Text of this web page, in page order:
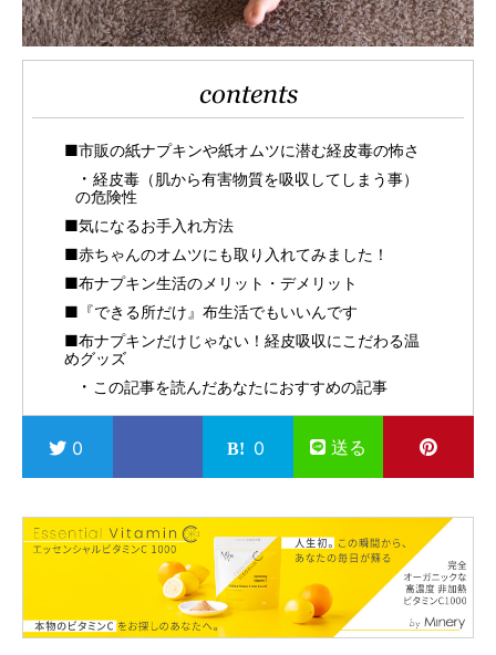
contents
■市販の紙ナプキンや紙オムツに潜む経皮毒の怖さ
経皮毒（肌から有害物質を吸収してしまう事）
の危険性
■気になるお手入れ方法
■赤ちゃんのオムツにも取り入れてみました！
■布ナプキン生活のメリット・デメリット
■『できる所だけ』布生活でもいいんです
■布ナプキンだけじゃない！経皮吸収にこだわる温
めグッズ
この記事を読んだあなたにおすすめの記事
0 0 送る